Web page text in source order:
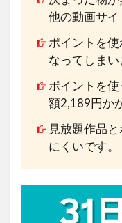
他の動画サイ
ポイントを
なってしまい
ポイントを
額2,189円か
見放題作品
にくいです。